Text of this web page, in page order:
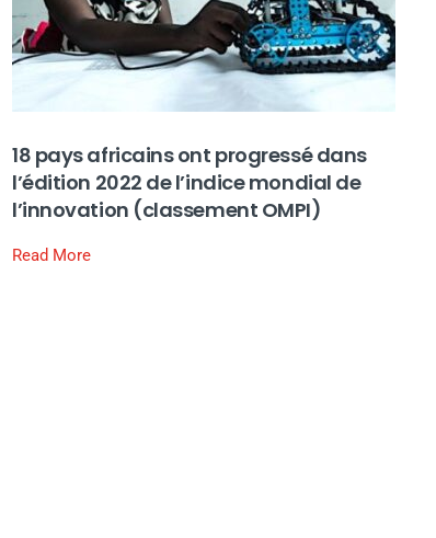
18 pays africains ont progressé dans
l’édition 2022 de l’indice mondial de
l’innovation (classement OMPI)
Read More